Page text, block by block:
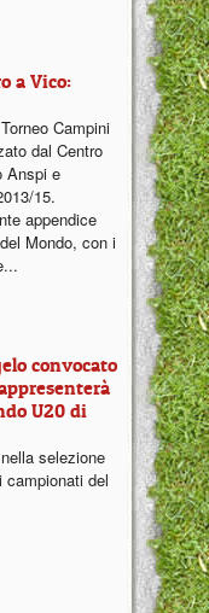
a Vico:
Campini
dal Centro
Anspi e
15.
appendice
Mondo, con i
convocato
U20 di
selezione
campionati del